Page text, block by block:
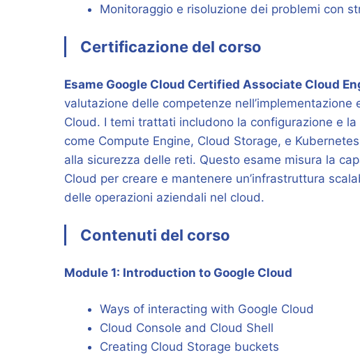
Monitoraggio e risoluzione dei problemi con
Certificazione del corso
Esame Google Cloud Certified Associate Cloud
valutazione delle competenze
Cloud. I temi trattati includono la configurazione e
come Compute Engine, Cloud Storage, e
alla sicurezza delle reti. Questo esame misura la
Cloud per creare e mantenere un’infrastruttura
delle operazioni aziendali nel cloud.
Contenuti del corso
Module 1: Introduction to Google Cloud
Ways of interacting with Google Cloud
Cloud Console and Cloud Shell
Creating Cloud Storage buckets